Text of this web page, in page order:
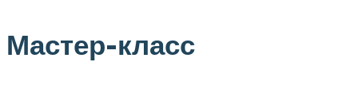
Мастер-класс